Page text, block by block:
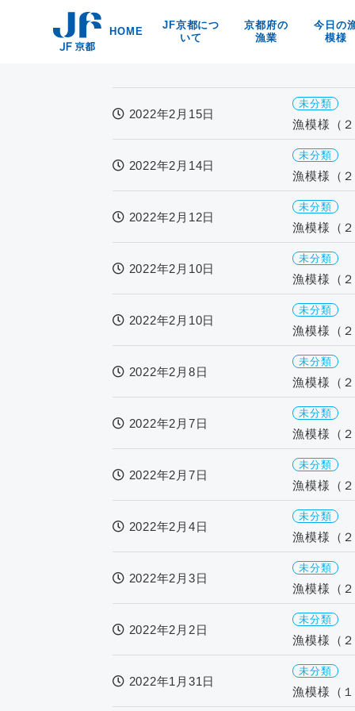
HOME
JF京都につ
いて
海洋環境保全
リンク
京都府の
漁業
京・丹後の漁業漁村
京の特産品
なぜなの？
京都の海の幸
今日の
模様
食
2022年2月15日
未分類
漁模様（
2022年2月14日
未分類
漁模様（
2022年2月12日
未分類
漁模様（
2022年2月10日
未分類
漁模様（
2022年2月10日
未分類
漁模様（２
2022年2月8日
未分類
漁模様（２
2022年2月7日
未分類
漁模様（２
2022年2月7日
未分類
漁模様（２
2022年2月4日
未分類
漁模様（２
2022年2月3日
未分類
漁模様（２
2022年2月2日
未分類
漁模様（２
2022年1月31日
未分類
漁模様（